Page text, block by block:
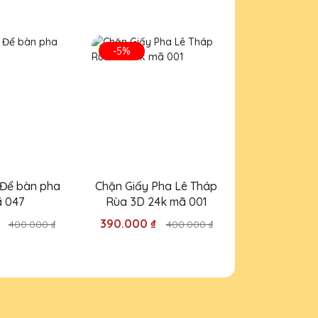
QTG!
bàn pha
047
400.000 ₫
-5%
Chặn Giấy Pha Lê Tháp
Rùa 3D 24k mã 001
390.000 ₫
400.000 ₫